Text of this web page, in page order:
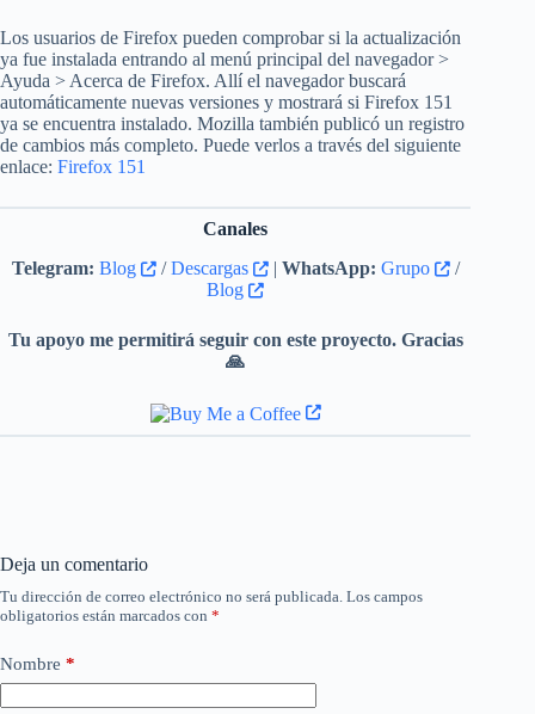
Los usuarios de Firefox pueden comprobar si la actualización
ya fue instalada entrando al menú principal del navegador >
Ayuda > Acerca de Firefox. Allí el navegador buscará
automáticamente nuevas versiones y mostrará si Firefox 151
ya se encuentra instalado. Mozilla también publicó un registro
de cambios más completo. Puede verlos a través del siguiente
enlace: Firefox 151
Canales
Telegram: Blog /Descargas | WhatsApp: Grupo
/
Blog
Tu apoyo me permitirá seguir con este proyecto. Gracias
🙏
Deja un comentario
Tu dirección de correo electrónico no será publicada. Los campos
obligatorios están marcados con *
Nombre *